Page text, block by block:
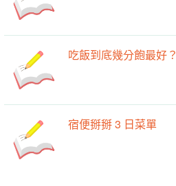
吃飯到底幾分飽最好？
宿便掰掰 3 日菜單